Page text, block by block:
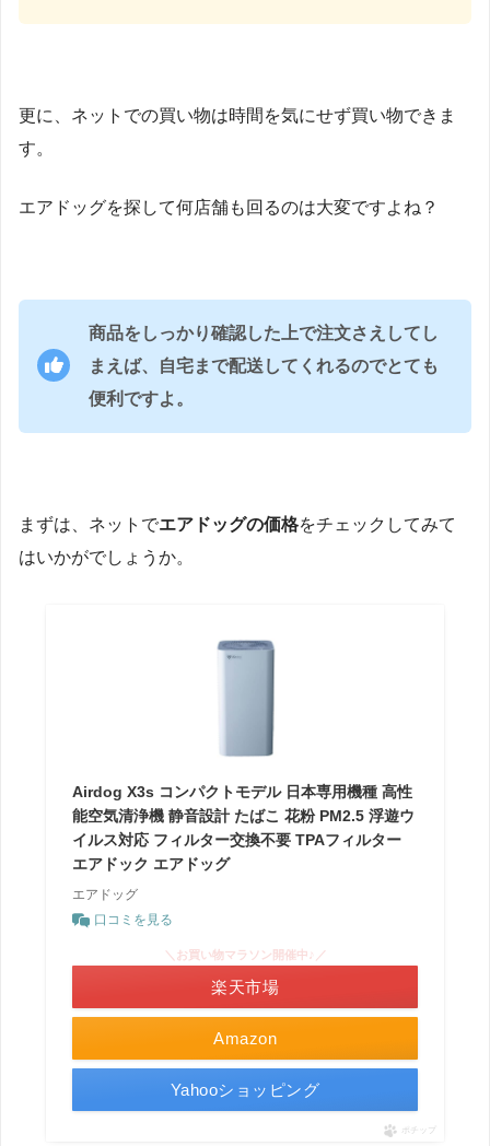
更に、ネットでの買い物は時間を気にせず買い物できま
す。
エアドッグを探して何店舗も回るのは大変ですよね？
商品をしっかり確認した上で注文さえしてし
まえば、自宅まで配送してくれるのでとても
便利ですよ。
まずは、ネットでエアドッグの価格をチェックしてみて
はいかがでしょうか。
Airdog X3s コンパクトモデル 日本専用機種 高性
能空気清浄機 静音設計 たばこ 花粉 PM2.5 浮遊ウ
イルス対応 フィルター交換不要 TPAフィルター
エアドック エアドッグ
エアドッグ
口コミを見る
Amazon
＼お買い物マラソン開催中♪／
楽天市場
Yahooショッピング
ポチップ